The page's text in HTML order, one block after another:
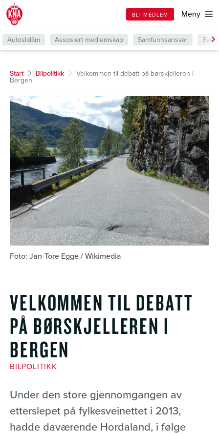
Till
forsiden
BLI MEDLEM Meny
Autoslalåm Assosiert medlemskap Samfunnsansvar
Start Bilpolitikk
Velkommen til debatt på børskjelleren i
Bergen
Foto: Jan-Tore Egge / Wikimedia
VELKOMMEN TIL DEBATT
PÅ BØRSKJELLEREN I
BERGEN
BILPOLITIKK
Under den store gjennomgangen av
etterslepet på fylkesveinettet i 2013,
hadde daværende Hordaland, i følge